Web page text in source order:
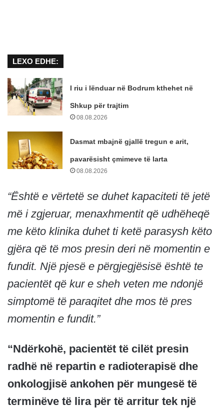
LEXO EDHE:
I riu i lënduar në Bodrum kthehet në
Shkup për trajtim
08.08.2026
Dasmat mbajnë gjallë tregun e arit,
pavarësisht çmimeve të larta
08.08.2026
“Është e vërtetë se duhet kapaciteti të jetë
më i zgjeruar, menaxhmentit që udhëheqë
me këto klinika duhet ti ketë parasysh këto
gjëra që të mos presin deri në momentin e
fundit. Një pjesë e përgjegjësisë është te
pacientët që kur e sheh veten me ndonjë
simptomë të paraqitet dhe mos të pres
momentin e fundit.”
“Ndërkohë, pacientët të cilët presin
radhë në repartin e radioterapisë dhe
onkologjisë ankohen për mungesë të
terminëve të lira për të arritur tek një